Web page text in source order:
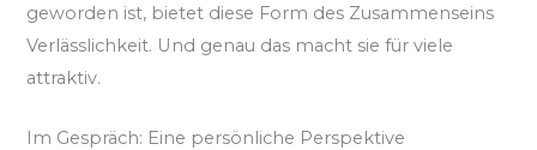
geworden ist, bietet diese Form des Zusammenseins
Verlässlichkeit. Und genau das macht sie für viele
attraktiv.
Im Gespräch: Eine persönliche Perspektive